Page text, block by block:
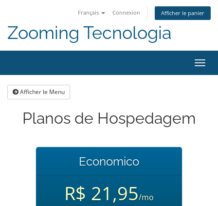
Français Connexion Afficher le panier
Zooming Tecnologia
la
Afficher le Menu
Planos de Hospedagem
Economico
R$ 21,95/mo